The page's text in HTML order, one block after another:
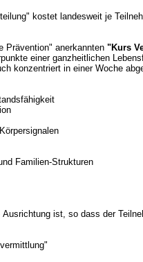
kostet landesweit je
Prävention" anerkannten "Kurs
Der Inhalt
konzentriert in einer Woche
Familien-Strukturen
ist, so dass der